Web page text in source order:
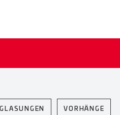
VORHÄNGE